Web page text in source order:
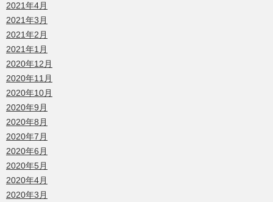
2021年4月
2021年3月
2021年2月
2021年1月
2020年12月
2020年11月
2020年10月
2020年9月
2020年8月
2020年7月
2020年6月
2020年5月
2020年4月
2020年3月